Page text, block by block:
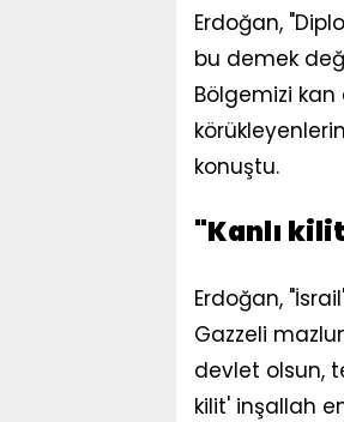
Erdoğan,
bu demek
Bölgemizi kan
konuştu.
"Kanlı
Erdoğan,
Gazzeli
devlet olsun,
kilit' inşallah